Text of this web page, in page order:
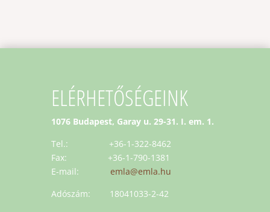
ELÉRHETŐSÉGEINK
1076 Budapest, Garay u. 29-31. I. em. 1.
Tel.: +36-1-322-8462
Fax: +36-1-790-1381
E-mail: emla@emla.hu
Adószám: 18041033-2-42